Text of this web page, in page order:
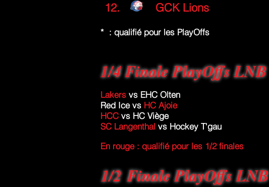
12.
GCK Lions
* : qualifié pour les PlayOffs
1/4 Finale PlayOffs LNB
Lakers vs EHC Olten
Red Ice vs HC Ajoie
HCC vs HC Viège
SC Langenthal vs Hockey T'gau
En rouge : qualifié pour les 1/2 finales
1/2 Finale PlayOffs LNB